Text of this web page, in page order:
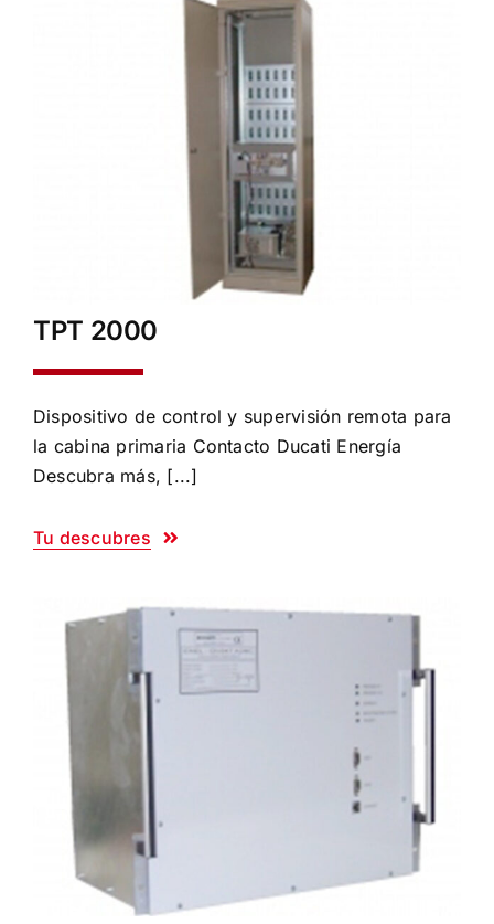
TPT 2000
Dispositivo de control y supervisión remota para
la cabina primaria Contacto Ducati Energía
Descubra más, [...]
Tu descubres